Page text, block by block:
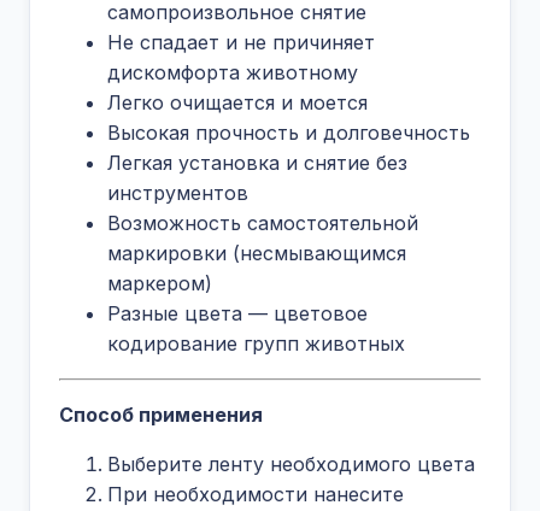
самопроизвольное снятие
Не спадает и не причиняет
дискомфорта животному
Легко очищается и моется
Высокая прочность и долговечность
Легкая установка и снятие без
инструментов
Возможность самостоятельной
маркировки (несмывающимся
маркером)
Разные цвета — цветовое
кодирование групп животных
Способ применения
Выберите ленту необходимого цвета
При необходимости нанесите